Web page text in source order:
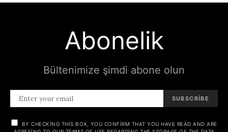
Abonelik
Bültenimize şimdi abone olun
SUBSCRIBE
BY CHECKING THIS BOX, YOU CONFIRM THAT YOU HAVE READ AND ARE